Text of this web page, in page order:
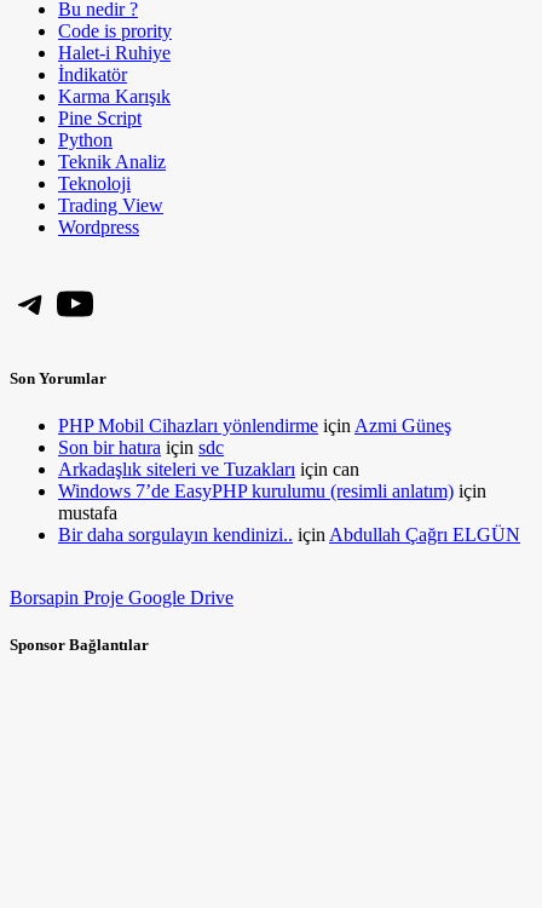
Bu nedir ?
Code is prority
Halet-i Ruhiye
İndikatör
Karma Karışık
Pine Script
Python
Teknik Analiz
Teknoloji
Trading View
Wordpress
Telegram
YouTube
Son Yorumlar
PHP Mobil Cihazları yönlendirme için Azmi Güneş
Son bir hatıra için sdc
Arkadaşlık siteleri ve Tuzakları için can
Windows 7’de EasyPHP kurulumu (resimli anlatım) için
mustafa
Bir daha sorgulayın kendinizi.. için Abdullah Çağrı ELGÜN
Borsapin Proje Google Drive
Sponsor Bağlantılar